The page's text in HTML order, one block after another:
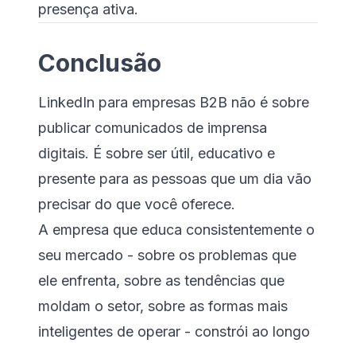
presença ativa.
Conclusão
LinkedIn para empresas B2B não é sobre
publicar comunicados de imprensa
digitais. É sobre ser útil, educativo e
presente para as pessoas que um dia vão
precisar do que você oferece.
A empresa que educa consistentemente o
seu mercado - sobre os problemas que
ele enfrenta, sobre as tendências que
moldam o setor, sobre as formas mais
inteligentes de operar - constrói ao longo